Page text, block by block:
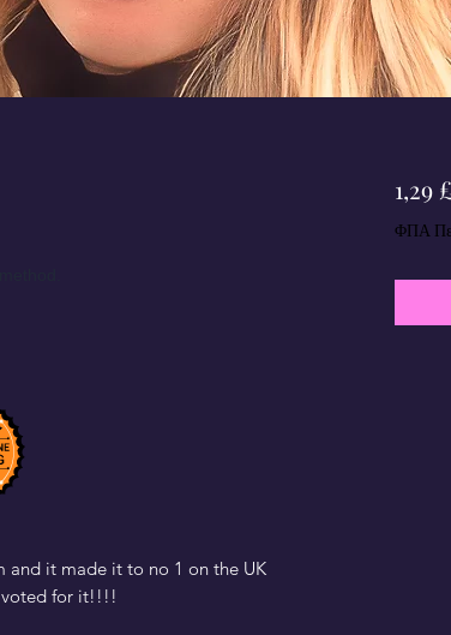
and it made it to no 1 on the UK
voted for it!!!!
1,29
ΦΠΑ